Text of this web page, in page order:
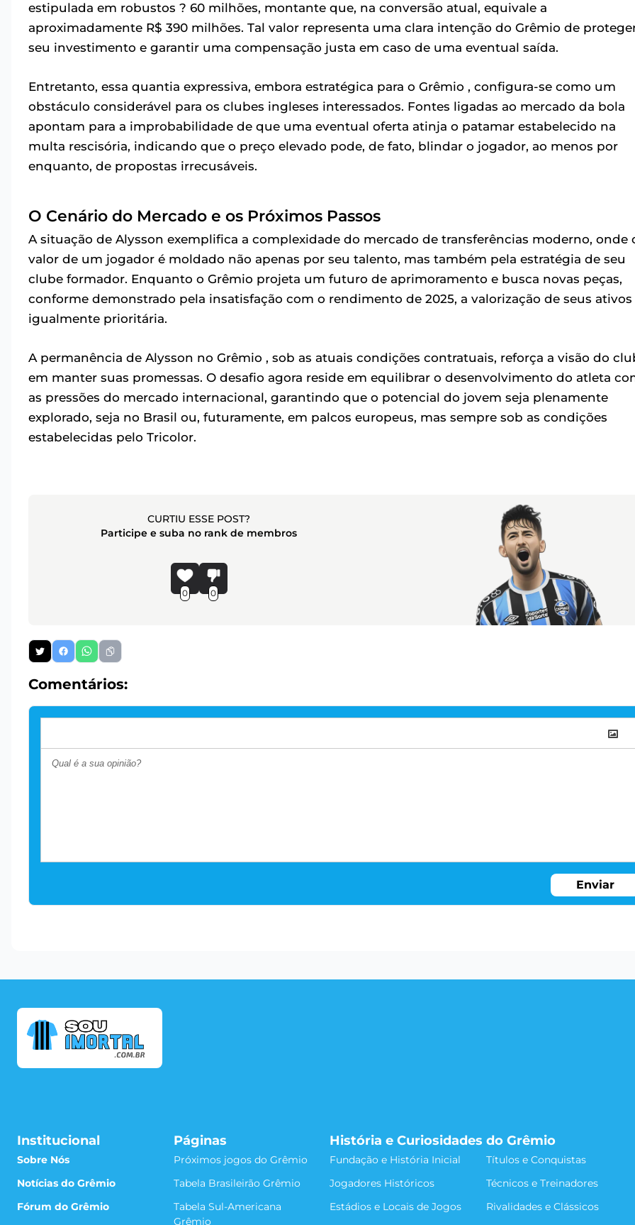
estipulada em robustos ? 60 milhões, montante que, na conversão atual, equivale a
aproximadamente R$ 390 milhões. Tal valor representa uma clara intenção do Grêmio de
seu investimento e garantir uma compensação justa em caso de uma eventual saída.
Entretanto, essa quantia expressiva, embora estratégica para o Grêmio , configura-se como um
obstáculo considerável para os clubes ingleses interessados. Fontes ligadas ao mercado da bola
apontam para a improbabilidade de que uma eventual oferta atinja o patamar estabelecido na
multa rescisória, indicando que o preço elevado pode, de fato, blindar o jogador, ao menos por
enquanto, de propostas irrecusáveis.
O Cenário do Mercado e os Próximos Passos
A situação de Alysson exemplifica a complexidade do mercado de transferências moderno, onde
valor de um jogador é moldado não apenas por seu talento, mas também pela estratégia de seu
clube formador. Enquanto o Grêmio projeta um futuro de aprimoramento e busca novas peças,
conforme demonstrado pela insatisfação com o rendimento de 2025, a valorização de seus ativos
igualmente prioritária.
A permanência de Alysson no Grêmio , sob as atuais condições contratuais, reforça a visão do
em manter suas promessas. O desafio agora reside em equilibrar o desenvolvimento do atleta
as pressões do mercado internacional, garantindo que o potencial do jovem seja plenamente
explorado, seja no Brasil ou, futuramente, em palcos europeus, mas sempre sob as condições
estabelecidas pelo Tricolor.
CURTIU ESSE POST?
Participe e suba no rank de membros
0 0
Comentários:
Enviar
Institucional
Sobre Nós
Notícias do Grêmio
Fórum do Grêmio
Páginas
Próximos jogos do Grêmio
Tabela Brasileirão Grêmio
Tabela Sul-Americana
Grêmio
História e Curiosidades do Grêmio
Fundação e História Inicial
Títulos e Conquistas
Jogadores Históricos
Técnicos e Treinadores
Estádios e Locais de Jogos
Rivalidades e Clássicos